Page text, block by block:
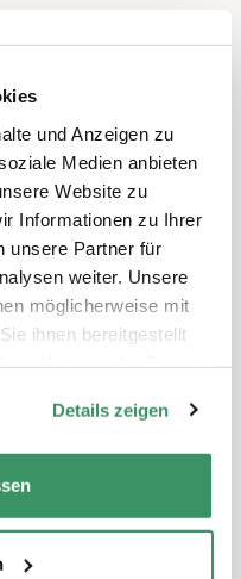
und Anzeigen zu
Medien anbieten
Website zu
Informationen zu Ihrer
unsere Partner für
weiter. Unsere
möglicherweise mit
ihnen bereitgestellt
Details zeigen